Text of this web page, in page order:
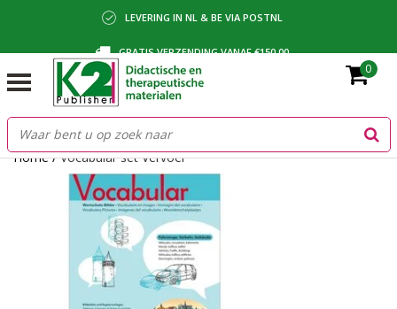
LEVERING IN NL & BE VIA POSTNL
GRATIS VERZENDING VANAF €150,00
BETALING VIA IDEAL, BANCONTACT OF FACTUUR
0
Home/Vocabular set Vervoer